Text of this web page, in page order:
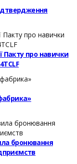
Пакту про навички
бронювання